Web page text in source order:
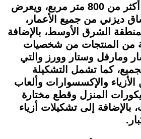
تبلغ مساحة المتجر أكثر من 800 متر مربع، ويعرض
ديزني من جميع الأعمار،
الشرق الأوسط، بالإضافة
من المنتجات من شخصيات
ومارفل وستار وورز والتي
كما تشمل التشكيلة
والإكسسوارات وألعاب
المنزل وقطع مختارة
بالإضافة إلى تشكيلات أزياء